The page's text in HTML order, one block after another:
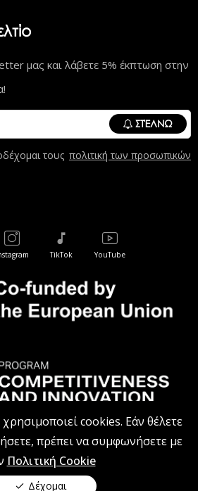
μας και λάβετε 5% έκπτωση στην
ΣΤΈΛΝΩ
τους πολιτική των προσωπικών
TikTok YouTube
Με επιφύλαξη παντός δικαιώματος.
ιστότοπο περιλαμβάνουν ΦΠΑ.
Δέχομαι
cookies. Εάν θέλετε
πρέπει να συμφωνήσετε με
Πολιτική Cookie